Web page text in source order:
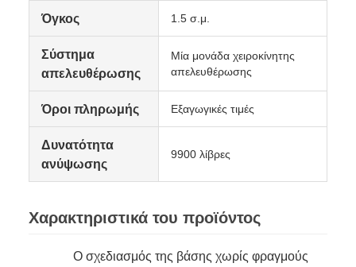
Όγκος 1.5 σ.μ.
Σύστημα
απελευθέρωσης
Μία μονάδα χειροκίνητης
απελευθέρωσης
Όροι πληρωμής Εξαγωγικές τιμές
Δυνατότητα
ανύψωσης
9900 λίβρες
Χαρακτηριστικά του προϊόντος
Ο σχεδιασμός της βάσης χωρίς φραγμούς